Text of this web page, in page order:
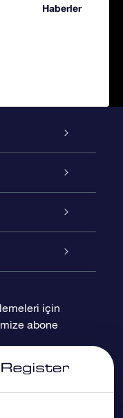
Haberler
için
abone